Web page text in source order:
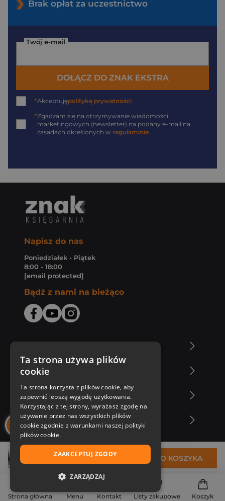
Strona główna Menu Kontakt Listy zakupowe Koszyk
31,62 zł DO KOSZYKA
Brak opłat za uczestnictwo
Twój e-mail
DOŁĄCZ DO ZNAK EKSTRA
*Akceptujępolitykę prywatności
*Zgadzam się na otrzymywanie wiadomości
marketingowych (newsletter) na podany e-mail na
zasadach określonych w regulaminie
Napisz do nas
Poniedziałek - Piątek
8:00 - 18:00
[email protected]
Bądź z nami na bieżąco
Zakupy u nas
Nasza oferta
Nasi autorzy
Ta strona używa plików
cookie
Ta strona korzysta z plików cookie, aby
zapewnić lepszą wygodę użytkowania.
Korzystając z tej strony, wyrażasz zgodę na
używanie przez nas wszystkich plików
cookie zgodnie z warunkami naszej polityki
plików cookie.
ZAAKCEPTUJ ZGODY
ZARZĄDZAJ
NIEZBĘDNE